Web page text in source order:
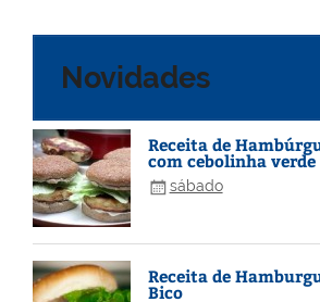
Novidades
Receita de
com cebolinha verde
sábado
Receita de
Bico